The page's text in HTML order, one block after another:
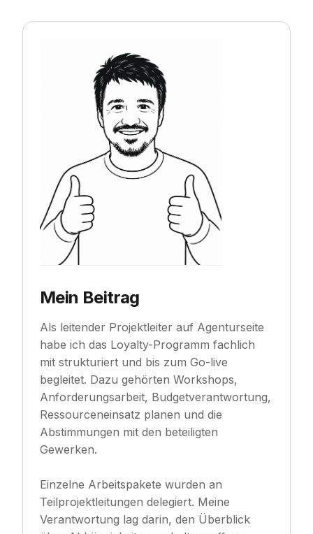
Mein Beitrag
Als leitender Projektleiter auf Agenturseite
habe ich das Loyalty-Programm fachlich
mit strukturiert und bis zum Go-live
begleitet. Dazu gehörten Workshops,
Anforderungsarbeit, Budgetverantwortung,
Ressourceneinsatz planen und die
Abstimmungen mit den beteiligten
Gewerken.
Einzelne Arbeitspakete wurden an
Teilprojektleitungen delegiert. Meine
Verantwortung lag darin, den Überblick